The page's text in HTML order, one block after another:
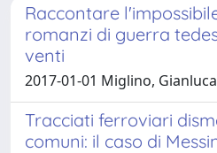
Raccontare
romanzi di guerra
venti
2017-01-01 Miglino, Gianluca
Tracciati ferroviari
comuni: il caso di